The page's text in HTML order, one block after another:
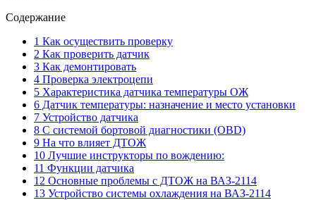
Содержание
1 Как осуществить проверку
2 Как проверить датчик
3 Как демонтировать
4 Проверка электроцепи
5 Характеристика датчика температуры ОЖ
6 Датчик температуры: назначение и место установки
7 Устройство датчика
8 С системой бортовой диагностики (OBD)
9 На что влияет ДТОЖ
10 Лучшие инструкторы по вождению:
11 Функции датчика
12 Основные проблемы с ДТОЖ на ВАЗ-2114
13 Устройство системы охлаждения на ВАЗ-2114